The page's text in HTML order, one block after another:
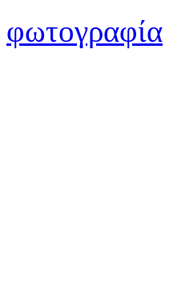
φωτογραφία